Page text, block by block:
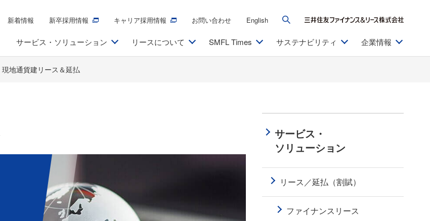
新着情報 新卒採用情報 キャリア採用情報 お問い合わせ English
サービス・ソリューション リースについて SMFL Times サステナビリティ 企業情報
現地通貨建リース＆延払
サービス・
ソリューション
リース／延払（割賦）
ファイナンスリース